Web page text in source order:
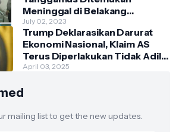
Meninggal di Belakang
Kantornya.
July 02, 2023
Trump Deklarasikan Darurat
Ekonomi Nasional, Klaim AS
Terus Diperlakukan Tidak Adil
oleh Negara Asing"
April 03, 2025
mailing list to get the new updates.